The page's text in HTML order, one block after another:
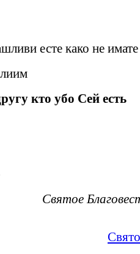
есте како не
кто убо Сей есть
Святое